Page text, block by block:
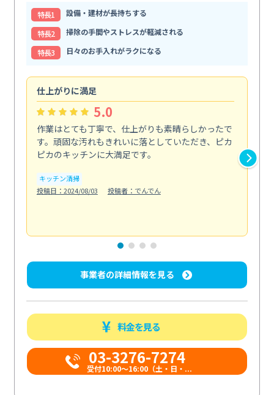
特⻑1
設備・建材が長持ちする
特⻑2
掃除の手間やストレスが軽減される
特⻑3
日々のお手入れがラクになる
仕上がりに満足
5.0
作業はとても丁寧で、仕上がりも素晴らしかったで
す。頑固な汚れもきれいに落としていただき、ピカ
ピカのキッチンに大満足です。
キッチン清掃
投稿日：2024/08/03
投稿者：でんでん
事業者の詳細情報を見る
料金を見る
03-3276-7274
受付10:00〜16:00（土・日・...